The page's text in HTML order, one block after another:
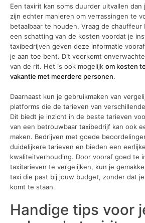
Een taxirit kan soms duurder uitvallen dan
zijn echter manieren om verrassingen te
betaalbaar te houden. Vraag de chauffeur
een schatting van de kosten voordat je
taxibedrijven geven deze informatie
je aan toe bent. Dit voorkomt
van de rit. Het is ook mogelijk om kosten
vakantie met meerdere personen.
Daarnaast kun je gebruikmaken van
platforms die de tarieven van
Dit biedt je inzicht in de beste tarieven
van een betrouwbaar taxibedrijf kan ook
maken. Bedrijven met goede
duidelijkere tarieven en bieden een
kwaliteitverhouding. Door vooraf goed te
taxitarieven te vergelijken, kun je
taxi die past bij jouw budget, zonder dat
komt te staan.
Handige tips voor